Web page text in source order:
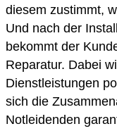
diesem zustimmt,
Und nach der
bekommt der
Reparatur. Dabei
Dienstleistungen
sich die
Notleidenden